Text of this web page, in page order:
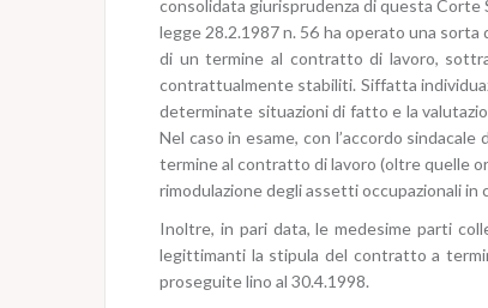
consolidata giurisprudenza di questa Corte
legge 28.2.1987 n. 56 ha operato una
di un termine al contratto di lavoro,
contrattualmente stabiliti. Siffatta
determinate situazioni di fatto e la
Nel caso in esame, con l’accordo
termine al contratto di lavoro (oltre quelle
rimodulazione degli assetti occupazionali in
Inoltre, in pari data, le medesime parti
legittimanti la stipula del contratto a
proseguite lino al 30.4.1998.